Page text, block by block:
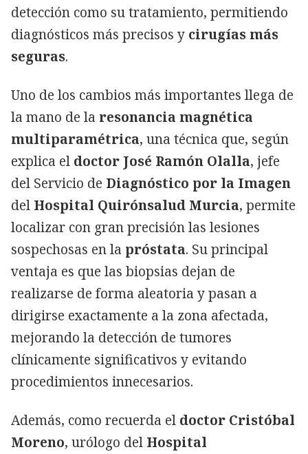
detección como su tratamiento, permitiendo
diagnósticos más precisos y cirugías más
seguras.
Uno de los cambios más importantes llega de
la mano de la resonancia magnética
multiparamétrica, una técnica que, según
explica el doctor José Ramón Olalla, jefe
del Servicio de Diagnóstico por la Imagen
del Hospital Quirónsalud Murcia, permite
localizar con gran precisión las lesiones
sospechosas en la próstata. Su principal
ventaja es que las biopsias dejan de
realizarse de forma aleatoria y pasan a
dirigirse exactamente a la zona afectada,
mejorando la detección de tumores
clínicamente significativos y evitando
procedimientos innecesarios.
Además, como recuerda el doctor Cristóbal
Moreno, urólogo del Hospital